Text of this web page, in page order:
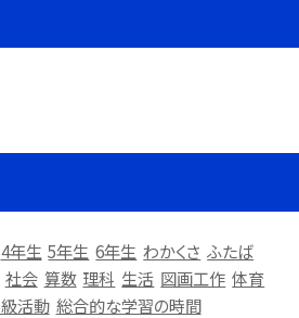
4年生 5年生 6年生 わかくさ ふたば
社会 算数 理科 生活 図画工作 体育
活動 総合的な学習の時間